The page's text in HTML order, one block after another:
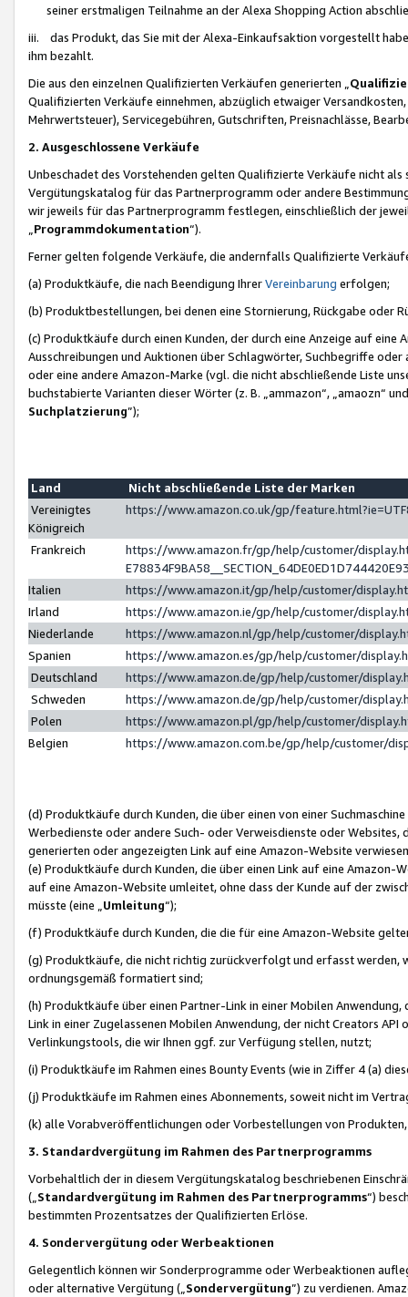
seiner erstmaligen Teilnahme an der Alexa Shopping Action
iii. das Produkt, das Sie mit der Alexa-Einkaufsaktion vorgestellt
ihm bezahlt.
Die aus den einzelnen Qualifizierten Verkäufen generierten „
Qualifizierten Verkäufe einnehmen, abzüglich etwaiger
Mehrwertsteuer), Servicegebühren, Gutschriften, Preisnachlässe,
2. Ausgeschlossene Verkäufe
Unbeschadet des Vorstehenden gelten Qualifizierte Verkäufe nicht
Vergütungskatalog für das Partnerprogramm oder andere
wir jeweils für das Partnerprogramm festlegen, einschließlich der
Programmdokumentation“).
Ferner gelten folgende Verkäufe, die andernfalls Qualifizierte
(a) Produktkäufe, die nach Beendigung IhrerVereinbarung erfolgen;
(b) Produktbestellungen, bei denen eine Stornierung, Rückgabe oder
(c) Produktkäufe durch einen Kunden, der durch eine Anzeige auf
Ausschreibungen und Auktionen über Schlagwörter, Suchbegriffe
oder eine andere Amazon-Marke (vgl. die nicht abschließende Liste
buchstabierte Varianten dieser Wörter (z. B. „ammazon“, „amaozn“
Suchplatzierung”);
Land
Nicht abschließende Liste der Marken
Vereinigtes
Königreich
https://www.amazon.co.uk/gp/
Frankreich
https://www.amazon.fr/gp/help/customer/
Italien
https://www.amazon.it/gp/help/customer/
Irland
https://www.amazon.ie/gp/help/customer/
Niederlande
https://www.amazon.nl/gp/help/customer/
Spanien
https://www.amazon.es/gp/help/customer/
Deutschland
https://www.amazon.de/gp/help/customer/
Schweden
https://www.amazon.de/gp/help/customer/
Polen
https://www.amazon.pl/gp/help/customer/
Belgien
https://www.amazon.com.be/gp/help/customer/
(d) Produktkäufe durch Kunden, die über einen von einer
Werbedienste oder andere Such- oder Verweisdienste oder Websites,
generierten oder angezeigten Link auf eine Amazon-Website
(e) Produktkäufe durch Kunden, die über einen Link auf eine
auf eine Amazon-Website umleitet, ohne dass der Kunde auf der
müsste (eine „ Umleitung“);
(f) Produktkäufe durch Kunden, die die für eine Amazon-Website
(g) Produktkäufe, die nicht richtig zurückverfolgt und erfasst werden,
ordnungsgemäß formatiert sind;
(h) Produktkäufe über einen Partner-Link in einer Mobilen
Link in einer Zugelassenen Mobilen Anwendung, der nicht Creators
Verlinkungstools, die wir Ihnen ggf. zur Verfügung stellen, nutzt;
(i) Produktkäufe im Rahmen eines Bounty Events (wie in Ziffer 4 (a)
(j) Produktkäufe im Rahmen eines Abonnements, soweit nicht im
(k) alle Vorabveröffentlichungen oder Vorbestellungen von
3. Standardvergütung im Rahmen des Partnerprogramms
Vorbehaltlich der in diesem Vergütungskatalog beschriebenen
(„ Standardvergütung im Rahmen des Partnerprogramms“)
bestimmten Prozentsatzes der Qualifizierten Erlöse.
4. Sondervergütung oder Werbeaktionen
Gelegentlich können wir Sonderprogramme oder Werbeaktionen
oder alternative Vergütung („ Sondervergütung”) zu verdienen.